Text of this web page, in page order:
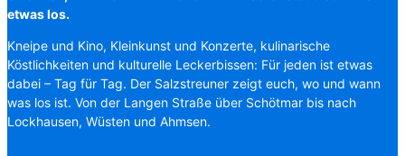
etwas los.
Kneipe und Kino, Kleinkunst und Konzerte, kulinarische
Köstlichkeiten und kulturelle Leckerbissen: Für jeden ist etwas
dabei – Tag für Tag. Der Salzstreuner zeigt euch, wo und wann
was los ist. Von der Langen Straße über Schötmar bis nach
Lockhausen, Wüsten und Ahmsen.